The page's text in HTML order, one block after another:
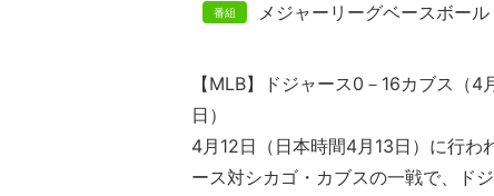
メジャーリーグベースボール
【MLB】ドジャース0－16カブス（4
日）
4月12日（日本時間4月13日）に行わ
ース対シカゴ・カブスの一戦で、ド